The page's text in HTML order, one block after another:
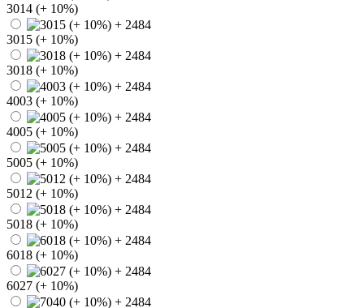
3014 (+ 10%)
3015 (+ 10%)
3018 (+ 10%)
4003 (+ 10%)
4005 (+ 10%)
5005 (+ 10%)
5012 (+ 10%)
5018 (+ 10%)
6018 (+ 10%)
6027 (+ 10%)